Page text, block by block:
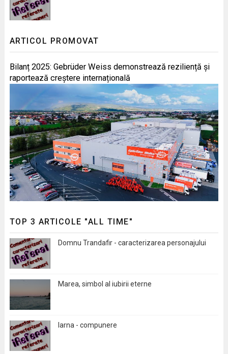
ARTICOL PROMOVAT
Bilanț 2025: Gebrüder Weiss demonstrează reziliență și
raportează creștere internațională
TOP 3 ARTICOLE "ALL TIME"
Domnu Trandafir - caracterizarea personajului
Marea, simbol al iubirii eterne
Iarna - compunere